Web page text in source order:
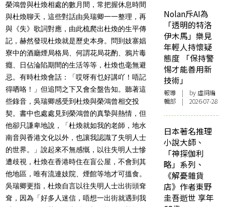
榮鴻曾與杜煥相處的數月間，常把握休息時間
與杜煥聊天，這些對話由吳瑞卿一一整理，再
與《失》歌詞對應，由此梳爬出杜煥的生平傳
記，赫然發現杜煥就是歷史本身。問到妓寨娼
寮中的酒廳煙局格局、何謂花局花酌、鴉片毒
癮、日佔淪陷期間的生活等等，杜煥也毫無避
忌。有時杜煥會話：「哎呀有乜好講吖！唔記
得哂咯！」但追問之下又會全盤告知。聽著這
些錄音，吳瑞卿感受到杜煥與榮鴻曾相交投
契。書中也處處見到榮鴻曾的真摯與熱情，但
他卻只謙卑地說，「杜煥就如我的老師，地水
南音與香港文化以外，也讓我認識了失明人士
的世界。」說起來不無感慨，以往失明人士慘
遭歧視，杜煥在香港時住在盲公屋，不會到其
他地區，唯有流連妓院、煙館等地才可搵食。
吳瑞卿更指，杜煥自言以往失明人士出街頭耷
耷，因為「好多人迷信，唔想一出街就遇到我
Nolan斥AI為
「透明的特洛
伊木馬」樂見
年輕人持懷疑
態度 「保持警
惕才能善用新
技術」
報導 | by 虛詞編
輯部 | 2026-07-28
日本著名推理
小說大師、
「神探伽利
略」系列、
《解憂雜貨
店》作者東野
圭吾逝世 享年